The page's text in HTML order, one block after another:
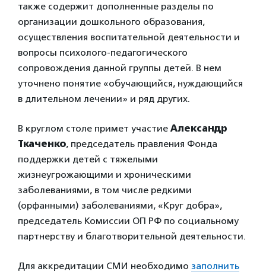
также содержит дополненные разделы по
организации дошкольного образования,
осуществления воспитательной деятельности и
вопросы психолого-педагогического
сопровождения данной группы детей. В нем
уточнено понятие «обучающийся, нуждающийся
в длительном лечении» и ряд других.
В круглом столе примет участие Александр
Ткаченко, председатель правления Фонда
поддержки детей с тяжелыми
жизнеугрожающими и хроническими
заболеваниями, в том числе редкими
(орфанными) заболеваниями, «Круг добра»,
председатель Комиссии ОП РФ по социальному
партнерству и благотворительной деятельности.
Для аккредитации СМИ необходимо заполнить